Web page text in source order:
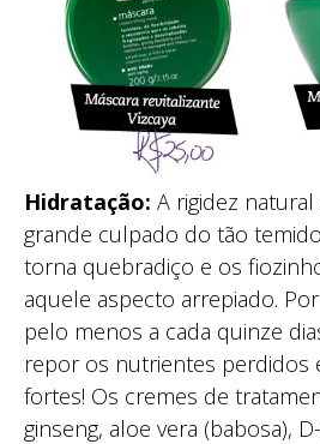
Hidratação: A rigidez
grande culpado do tão
torna quebradiço e os
aquele aspecto arrepiado.
pelo menos a cada quinze
repor os nutrientes perdidos
fortes! Os cremes de
ginseng, aloe vera (babosa),